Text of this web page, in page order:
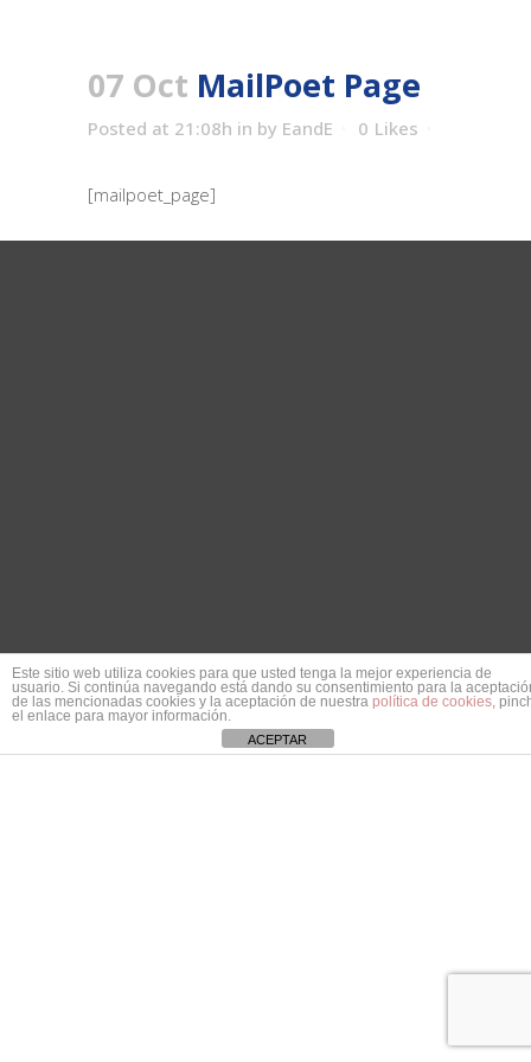
07 Oct MailPoet Page
Posted at 21:08h in by EandE 0 Likes
[mailpoet_page]
Este sitio web utiliza cookies para que usted tenga la mejor experiencia de
usuario. Si continúa navegando está dando su consentimiento para la
de las mencionadas cookies y la aceptación de nuestra política de cookies,
el enlace para mayor información.
ACEPTAR